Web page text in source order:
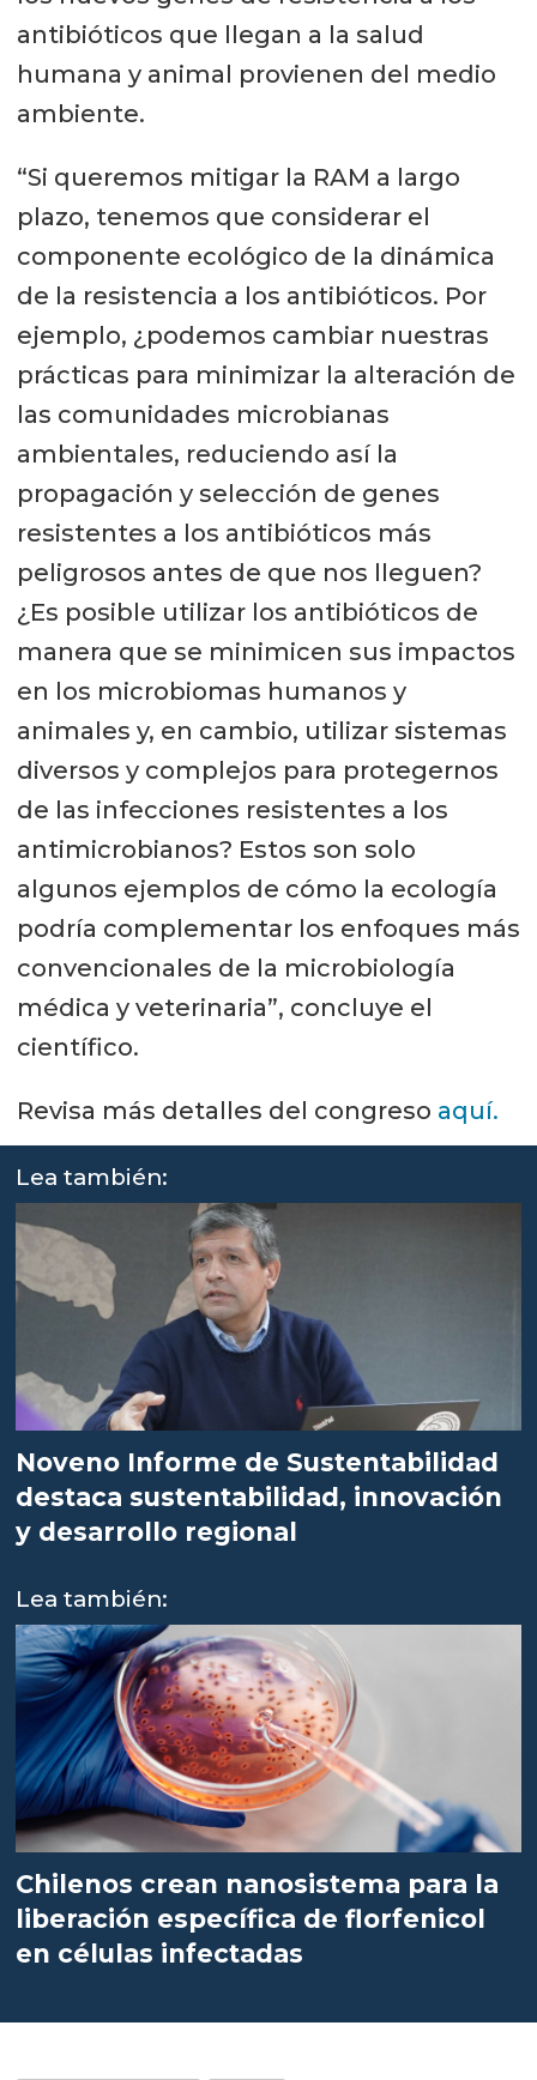
antibióticos que llegan a la salud
humana y animal provienen del medio
ambiente.
“Si queremos mitigar la RAM a largo
plazo, tenemos que considerar el
componente ecológico de la dinámica
de la resistencia a los antibióticos. Por
ejemplo, ¿podemos cambiar nuestras
prácticas para minimizar la alteración de
las comunidades microbianas
ambientales, reduciendo así la
propagación y selección de genes
resistentes a los antibióticos más
peligrosos antes de que nos lleguen?
¿Es posible utilizar los antibióticos de
manera que se minimicen sus impactos
en los microbiomas humanos y
animales y, en cambio, utilizar sistemas
diversos y complejos para protegernos
de las infecciones resistentes a los
antimicrobianos? Estos son solo
algunos ejemplos de cómo la ecología
podría complementar los enfoques más
convencionales de la microbiología
médica y veterinaria”, concluye el
científico.
Revisa más detalles del congreso aquí.
Lea también:
Noveno Informe de Sustentabilidad
destaca sustentabilidad, innovación
y desarrollo regional
Lea también:
Chilenos crean nanosistema para la
liberación específica de florfenicol
en células infectadas